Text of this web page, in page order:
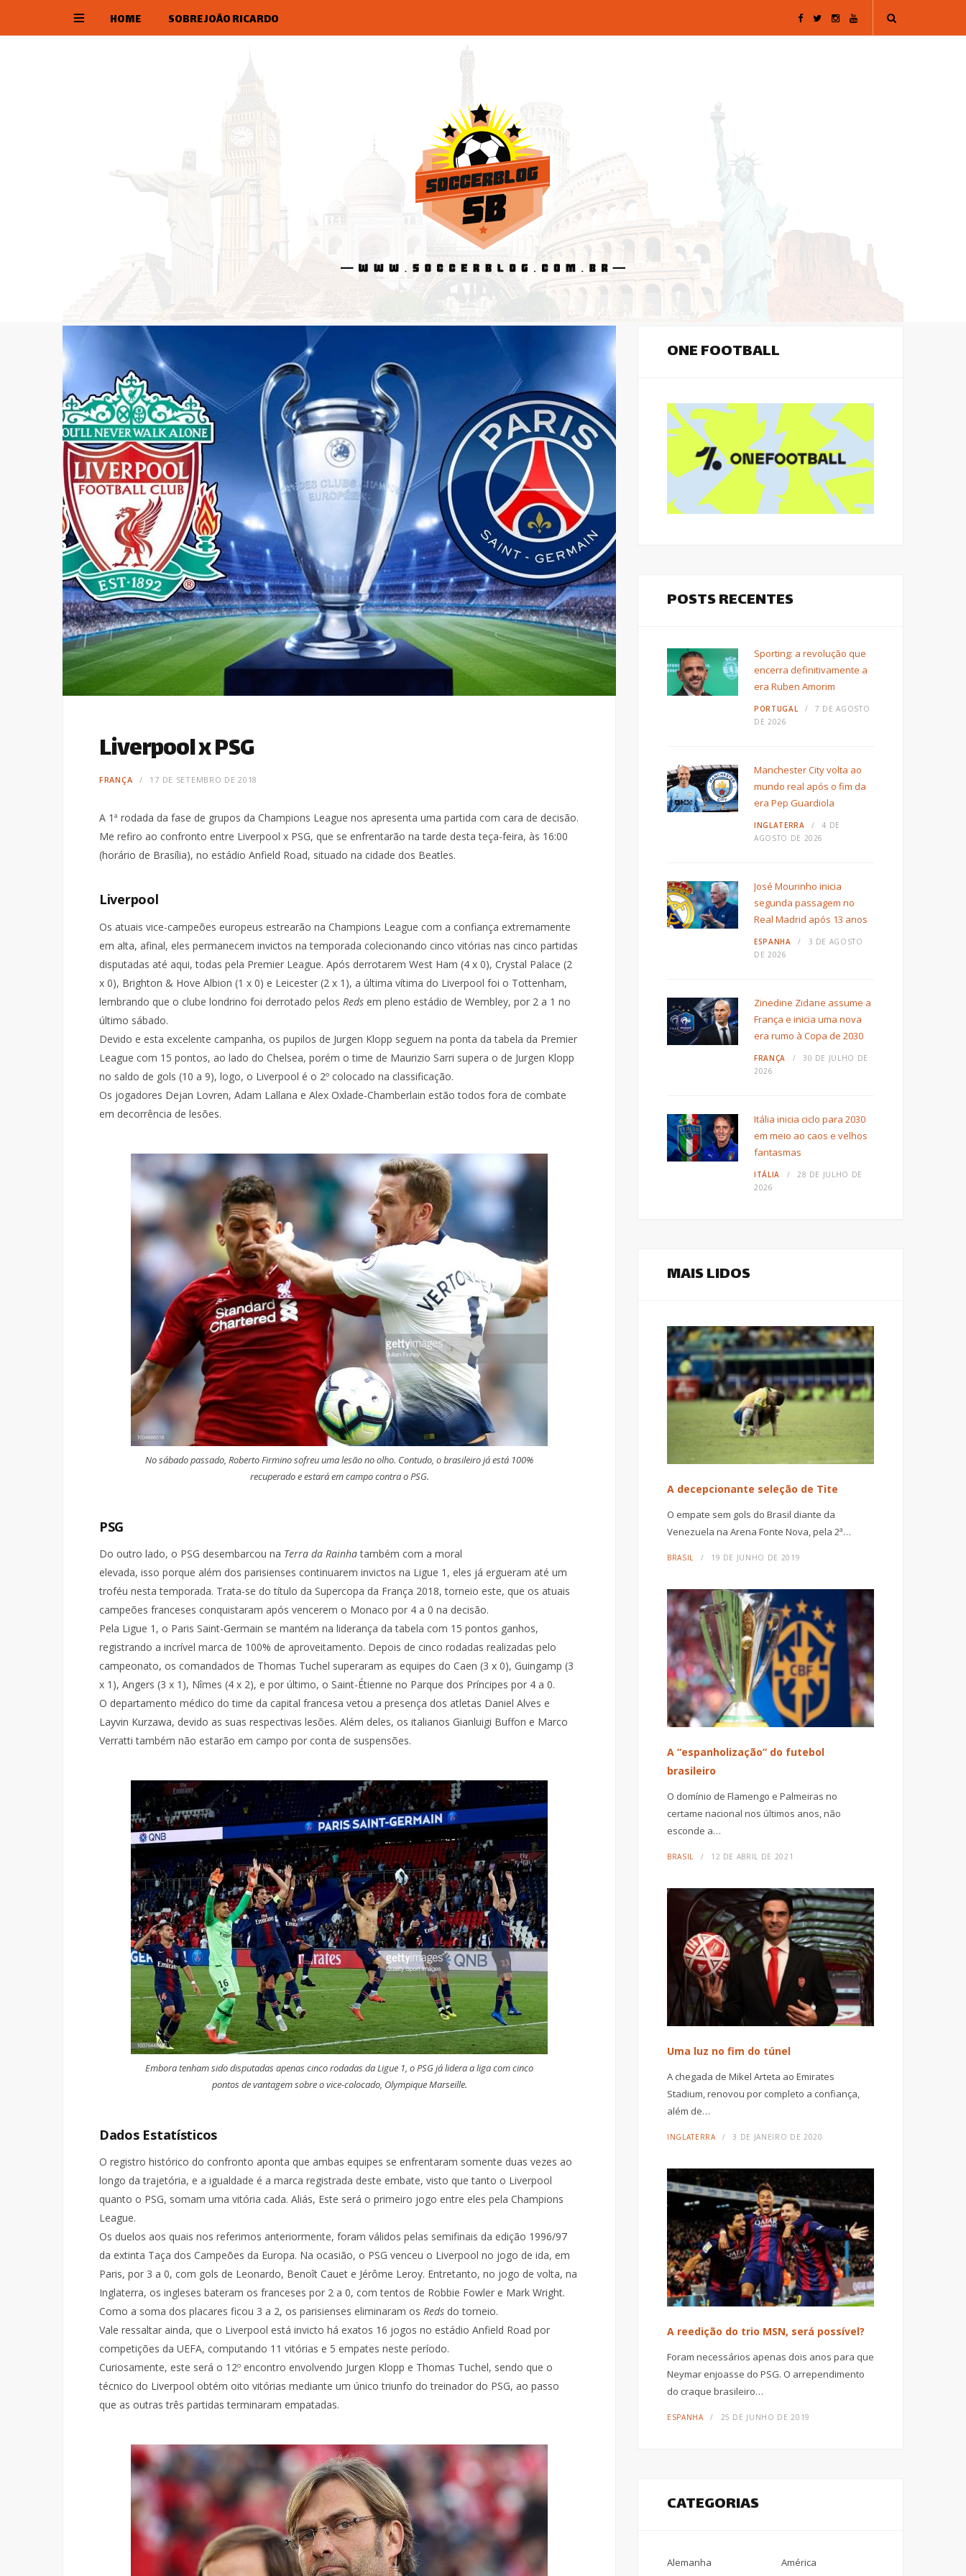
HOME SOBRE JOÃO RICARDO F
o
T
r
I
r
Y
Liverpool x PSG
FRANÇA 17 DE SETEMBRO DE 2018
A 1ª rodada da fase de grupos da Champions League nos apresenta uma partida com cara de decisão.
Me refiro ao confronto entre Liverpool x PSG, que se enfrentarão na tarde desta teça-feira, às 16:00
(horário de Brasília), no estádio Anfield Road, situado na cidade dos Beatles.
Liverpool
Os atuais vice-campeões europeus estrearão na Champions League com a confiança extremamente
em alta, afinal, eles permanecem invictos na temporada colecionando cinco vitórias nas cinco partidas
disputadas até aqui, todas pela Premier League. Após derrotarem West Ham (4 x 0), Crystal Palace (2
x 0), Brighton & Hove Albion (1 x 0) e Leicester (2 x 1), a última vítima do Liverpool foi o Tottenham,
lembrando que o clube londrino foi derrotado pelos Reds em pleno estádio de Wembley, por 2 a 1 no
último sábado.
Devido e esta excelente campanha, os pupilos de Jurgen Klopp seguem na ponta da tabela da Premier
League com 15 pontos, ao lado do Chelsea, porém o time de Maurizio Sarri supera o de Jurgen Klopp
no saldo de gols (10 a 9), logo, o Liverpool é o 2º colocado na classificação.
Os jogadores Dejan Lovren, Adam Lallana e Alex Oxlade-Chamberlain estão todos fora de combate
em decorrência de lesões.
No sábado passado, Roberto Firmino sofreu uma lesão no olho. Contudo, o brasileiro já está 100%
recuperado e estará em campo contra o PSG.
PSG
Do outro lado, o PSG desembarcou na Terra da Rainhatambém com a moral
elevada, isso porque além dos parisienses continuarem invictos na Ligue 1, eles já ergueram até um
troféu nesta temporada. Trata-se do título da Supercopa da França 2018, torneio este, que os atuais
campeões franceses conquistaram após vencerem o Monaco por 4 a 0 na decisão.
Pela Ligue 1, o Paris Saint-Germain se mantém na liderança da tabela com 15 pontos ganhos,
registrando a incrível marca de 100% de aproveitamento. Depois de cinco rodadas realizadas pelo
campeonato, os comandados de Thomas Tuchel superaram as equipes do Caen (3 x 0), Guingamp (3
x 1), Angers (3 x 1), Nîmes (4 x 2), e por último, o Saint-Étienne no Parque dos Príncipes por 4 a 0.
O departamento médico do time da capital francesa vetou a presença dos atletas Daniel Alves e
Layvin Kurzawa, devido as suas respectivas lesões. Além deles, os italianos Gianluigi Buffon e Marco
Verratti também não estarão em campo por conta de suspensões.
Embora tenham sido disputadas apenas cinco rodadas da Ligue 1, o PSG já lidera a liga com cinco
pontos de vantagem sobre o vice-colocado, Olympique Marseille.
Dados Estatísticos
O registro histórico do confronto aponta que ambas equipes se enfrentaram somente duas vezes ao
longo da trajetória, e a igualdade é a marca registrada deste embate, visto que tanto o Liverpool
quanto o PSG, somam uma vitória cada. Aliás, Este será o primeiro jogo entre eles pela Champions
League.
Os duelos aos quais nos referimos anteriormente, foram válidos pelas semifinais da edição 1996/97
da extinta Taça dos Campeões da Europa. Na ocasião, o PSG venceu o Liverpool no jogo de ida, em
Paris, por 3 a 0, com gols de Leonardo, Benoît Cauet e Jérôme Leroy. Entretanto, no jogo de volta, na
Inglaterra, os ingleses bateram os franceses por 2 a 0, com tentos de Robbie Fowler e Mark Wright.
Como a soma dos placares ficou 3 a 2, os parisienses eliminaram os Reds do torneio.
Vale ressaltar ainda, que o Liverpool está invicto há exatos 16 jogos no estádio Anfield Road por
competições da UEFA, computando 11 vitórias e 5 empates neste período.
Curiosamente, este será o 12º encontro envolvendo Jurgen Klopp e Thomas Tuchel, sendo que o
técnico do Liverpool obtém oito vitórias mediante um único triunfo do treinador do PSG, ao passo
que as outras três partidas terminaram empatadas.
ONE FOOTBALL
POSTS RECENTES
Sporting: a revolução que
encerra definitivamente a
era Ruben Amorim
PORTUGAL
7 DE AGOSTO
DE 2026
Manchester City volta ao
mundo real após o fim da
era Pep Guardiola
INGLATERRA
4 DE
AGOSTO DE 2026
José Mourinho inicia
segunda passagem no
Real Madrid após 13 anos
ESPANHA
3 DE AGOSTO
DE 2026
Zinedine Zidane assume a
França e inicia uma nova
era rumo à Copa de 2030
FRANÇA
30 DE JULHO DE
2026
Itália inicia ciclo para 2030
em meio ao caos e velhos
fantasmas
ITÁLIA
28 DE JULHO DE
2026
MAIS LIDOS
A decepcionante seleção de Tite
O empate sem gols do Brasil diante da
Venezuela na Arena Fonte Nova, pela 2ª…
BRASIL 19 DE JUNHO DE 2019
A “espanholização” do futebol
brasileiro
O domínio de Flamengo e Palmeiras no
certame nacional nos últimos anos, não
esconde a…
BRASIL 12 DE ABRIL DE 2021
Uma luz no fim do túnel
A chegada de Mikel Arteta ao Emirates
Stadium, renovou por completo a confiança,
além de…
INGLATERRA 3 DE JANEIRO DE 2020
A reedição do trio MSN, será possível?
Foram necessários apenas dois anos para que
Neymar enjoasse do PSG. O arrependimento
do craque brasileiro…
ESPANHA 25 DE JUNHO DE 2019
CATEGORIAS
Alemanha América